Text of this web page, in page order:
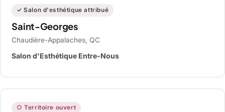
✓ Salon d'esthétique attribué
Saint-Georges
Chaudière-Appalaches, QC
Salon d'Esthétique Entre-Nous
○ Territoire ouvert